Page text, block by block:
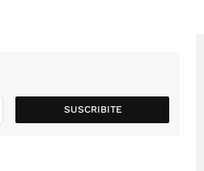
SUSCRIBITE